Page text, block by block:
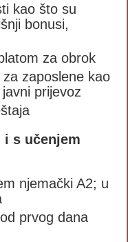
kao što su
bonusi,
za obrok
zaposlene kao
prijevoz
i s učenjem
njemački A2; u
prvog dana